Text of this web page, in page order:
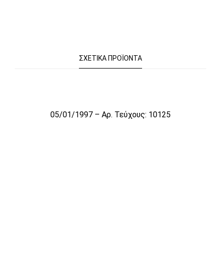
ΣΧΕΤΙΚΆ ΠΡΟΪΌΝΤΑ
Το αρχείο προσωρινά δεν είναι διαθέσιμο για πώληση
05/01/1997 – Αρ. Τεύχους: 10125